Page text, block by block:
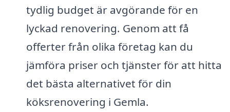
tydlig budget är avgörande för en
lyckad renovering. Genom att få
offerter från olika företag kan du
jämföra priser och tjänster för att hitta
det bästa alternativet för din
köksrenovering i Gemla.